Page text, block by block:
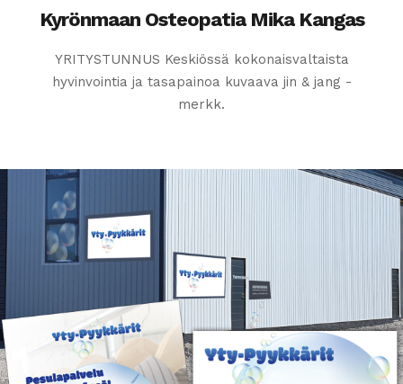
Kyrönmaan Osteopatia Mika Kangas
YRITYSTUNNUS Keskiössä kokonaisvaltaista
hyvinvointia ja tasapainoa kuvaava jin & jang -
merkk.